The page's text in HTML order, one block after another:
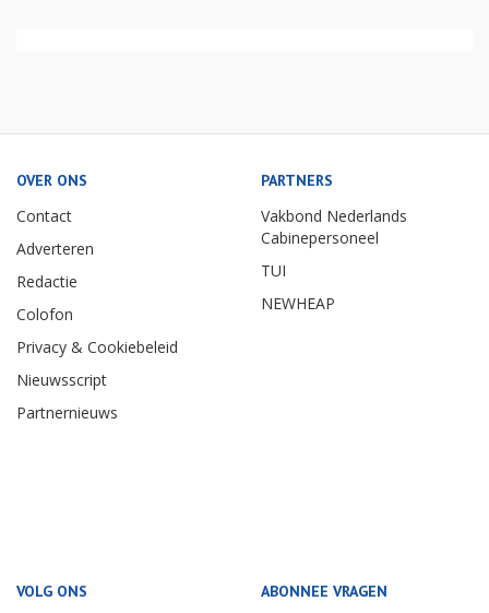
OVER ONS
Contact
Adverteren
Redactie
Colofon
Privacy & Cookiebeleid
Nieuwsscript
Partnernieuws
PARTNERS
Vakbond Nederlands
Cabinepersoneel
TUI
NEWHEAP
VOLG ONS ABONNEE VRAGEN